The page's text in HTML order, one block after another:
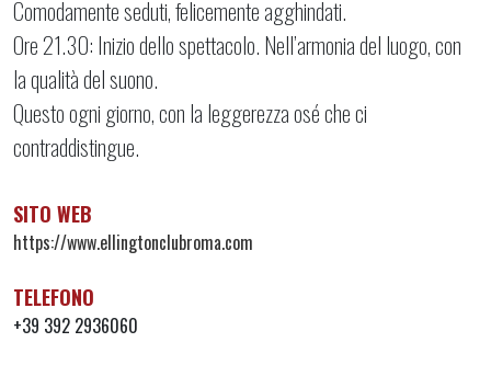
Comodamente seduti, felicemente agghindati.
Ore 21.30: Inizio dello spettacolo. Nell’armonia del luogo, con
la qualità del suono.
Questo ogni giorno, con la leggerezza osé che ci
contraddistingue.
SITO WEB
https://www.ellingtonclubroma.com
TELEFONO
+39 392 2936060